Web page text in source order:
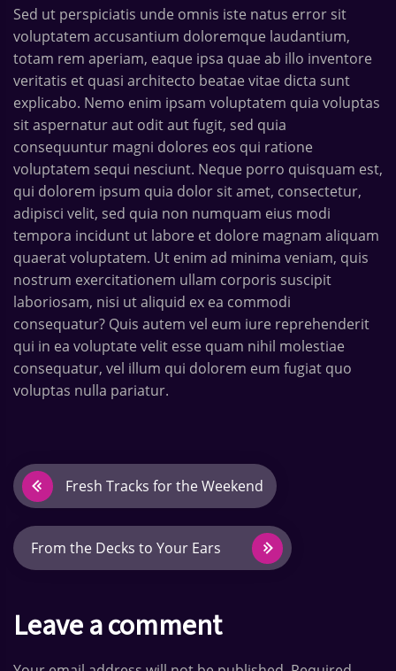
Sed ut perspiciatis unde omnis iste natus error sit
voluptatem accusantium doloremque laudantium,
totam rem aperiam, eaque ipsa quae ab illo inventore
veritatis et quasi architecto beatae vitae dicta sunt
explicabo. Nemo enim ipsam voluptatem quia voluptas
sit aspernatur aut odit aut fugit, sed quia
consequuntur magni dolores eos qui ratione
voluptatem sequi nesciunt. Neque porro quisquam est,
qui dolorem ipsum quia dolor sit amet, consectetur,
adipisci velit, sed quia non numquam eius modi
tempora incidunt ut labore et dolore magnam aliquam
quaerat voluptatem. Ut enim ad minima veniam, quis
nostrum exercitationem ullam corporis suscipit
laboriosam, nisi ut aliquid ex ea commodi
consequatur? Quis autem vel eum iure reprehenderit
qui in ea voluptate velit esse quam nihil molestiae
consequatur, vel illum qui dolorem eum fugiat quo
voluptas nulla pariatur.
B
e
i
r
Fresh Tracks for the Weekend
From the Decks to Your Ears
Leave a comment